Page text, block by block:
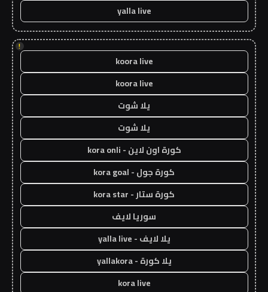
yalla live
!
koora live
koora live
يلا شوت
يلا شوت
كورة اون لاين - kora onli
كورة جول - kora goal
كورة ستار - kora star
سوريا لايف
يلا لايف - yalla live
يلا كورة - yallakora
kora live